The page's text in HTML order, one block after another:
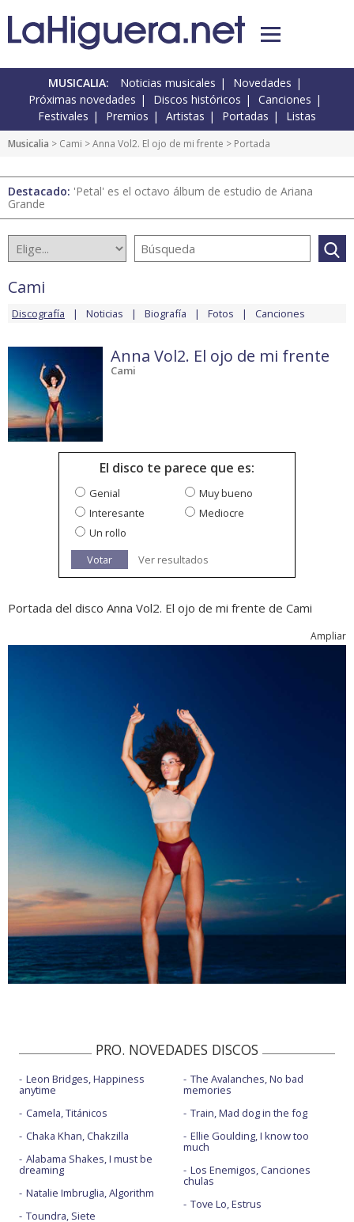
MUSICALIA: Noticias musicales
Novedades
Próximas novedades
Discos históricos
Canciones
Festivales
Premios Artistas Portadas Listas
Musicalia > Cami >Anna Vol2. El ojo de mi frente > Portada
Destacado: 'Petal' es el octavo álbum de estudio de Ariana
Grande
Cami
Discografía Noticias Biografía Fotos Canciones
Anna Vol2. El ojo de mi frente
Cami
El disco te parece que es:
Genial
Muy bueno
Interesante
Mediocre
Un rollo
Votar
Ver resultados
Portada del disco Anna Vol2. El ojo de mi frente de Cami
Ampliar
PRO. NOVEDADES DISCOS
Leon Bridges, Happiness
anytime
Camela, Titánicos
Chaka Khan, Chakzilla
Alabama Shakes, I must be
dreaming
Natalie Imbruglia, Algorithm
Toundra, Siete
The Avalanches, No bad
memories
Train, Mad dog in the fog
Ellie Goulding, I know too
much
Los Enemigos, Canciones
chulas
Tove Lo, Estrus